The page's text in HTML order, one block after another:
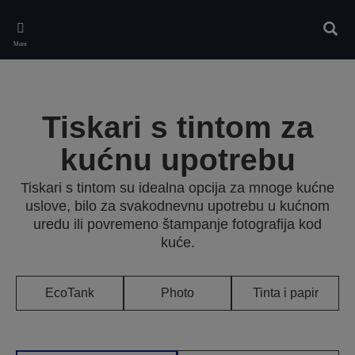
main
content
Meni
Tiskari s tintom za
kućnu upotrebu
Tiskari s tintom su idealna opcija za mnoge kućne
uslove, bilo za svakodnevnu upotrebu u kućnom
uredu ili povremeno štampanje fotografija kod
kuće.
EcoTank Photo Tinta i papir